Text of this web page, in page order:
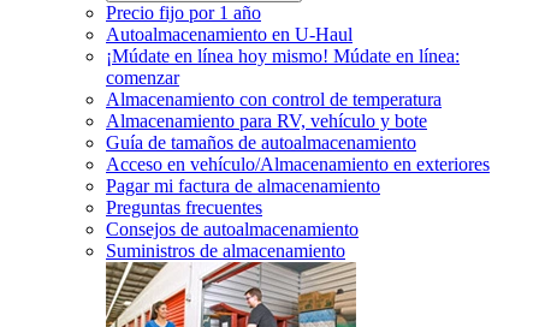
Precio fijo por 1 año
Autoalmacenamiento en U-Haul
¡Múdate en línea hoy mismo! Múdate en línea:
comenzar
Almacenamiento con control de temperatura
Almacenamiento para RV, vehículo y bote
Guía de tamaños de autoalmacenamiento
Acceso en vehículo/Almacenamiento en exteriores
Pagar mi factura de almacenamiento
Preguntas frecuentes
Consejos de autoalmacenamiento
Suministros de almacenamiento